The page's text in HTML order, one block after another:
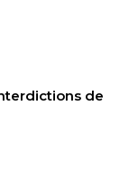
de